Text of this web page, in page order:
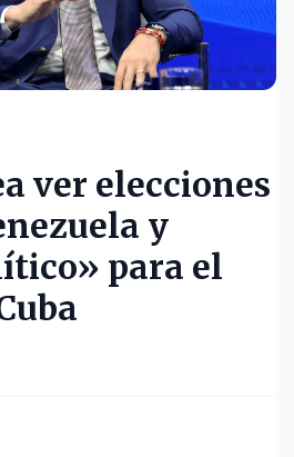
ver elecciones
y
para el